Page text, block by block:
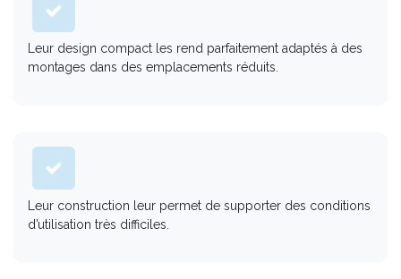
Leur design compact les rend parfaitement adaptés à des
montages dans des emplacements réduits.
Leur construction leur permet de supporter des conditions
d’utilisation très difficiles.